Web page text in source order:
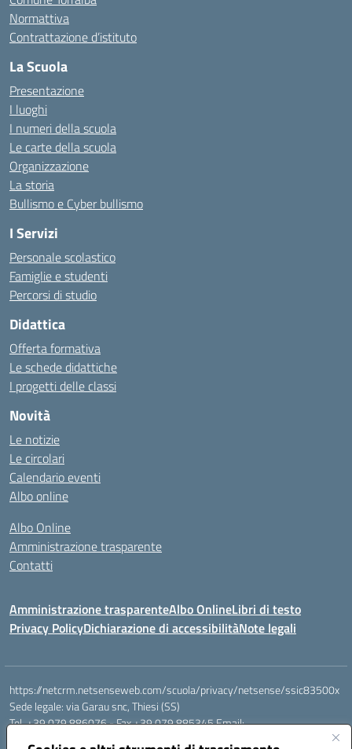
Normattiva
Contrattazione d’istituto
La Scuola
Presentazione
I luoghi
I numeri della scuola
Le carte della scuola
Organizzazione
La storia
Bullismo e Cyber bullismo
I Servizi
Personale scolastico
Famiglie e studenti
Percorsi di studio
Didattica
Offerta formativa
Le schede didattiche
I progetti delle classi
Novità
Le notizie
Le circolari
Calendario eventi
Albo online
Albo Online
Amministrazione trasparente
Contatti
Amministrazione trasparenteAlbo OnlineLibri di testo
Privacy PolicyDichiarazione di accessibilitàNote legali
https://netcrm.netsenseweb.com/scuola/privacy/netsense/ssic83500x
Sede legale: via Garau snc, Thiesi (SS)
Tel. +39 079 886076 - Fax +39 079 885345 Email: